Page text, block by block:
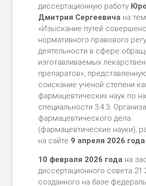
диссертационную работу
Дмитрия Сергеевича на
«Изыскание путей
нормативного правового
деятельности в сфере
изготавливаемых
препаратов»,
соискание ученой степени
фармацевтических наук по
специальности 3.4.3.
фармацевтического дела
(фармацевтические науки),
на сайте 9 апреля 2026 года.
10 февраля 2026 года на
диссертационного совета
созданного на базе